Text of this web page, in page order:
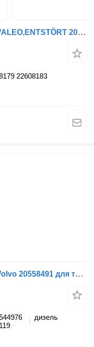
Трапеция стеклоочистителя VALEO,ENTSTÖRT 20442878 для автобуса Volvo B7, B8, B9, B12 bus (2005-)
22608183
Трапеция стеклоочистителя Volvo 20558491 для тягача Volvo FL, FE (2005-2014)
дизель